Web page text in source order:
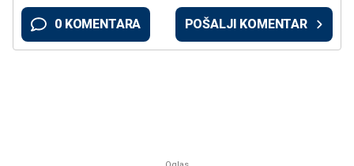
0 KOMENTARA POŠALJI KOMENTAR